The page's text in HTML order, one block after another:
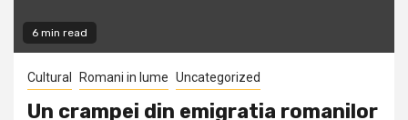
6 min read
Cultural Romani in lume Uncategorized
Un crampei din emigratia romanilor